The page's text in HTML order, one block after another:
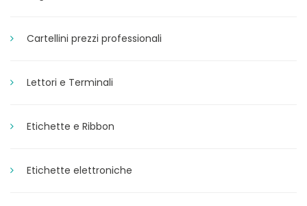
Cartellini prezzi professionali
Lettori e Terminali
Etichette e Ribbon
Etichette elettroniche